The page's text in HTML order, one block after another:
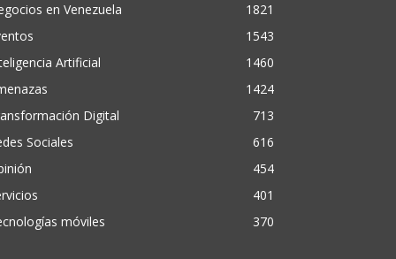
en Venezuela
1821
1543
Artificial
1460
1424
Digital
713
Sociales
616
454
401
móviles
370